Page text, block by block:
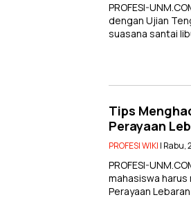
PROFESI-
dengan Ujian
suasana santai
Tips
Perayaan
PROFESI WIKI | Rabu,
PROFESI-
mahasiswa
Perayaan